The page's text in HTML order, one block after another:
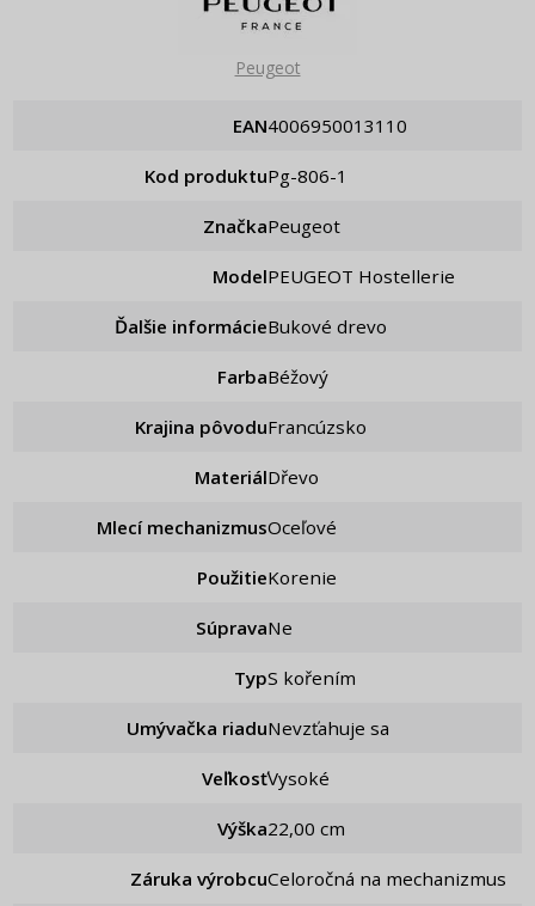
Peugeot
EAN 4006950013110
Kod produktu pg-806-1
Značka Peugeot
Model PEUGEOT Hostellerie
Ďalšie informácie Bukové drevo
Farba Béžový
Krajina pôvodu Francúzsko
Materiál Dřevo
Mlecí mechanizmus Oceľové
Použitie Korenie
Súprava ne
Typ S kořením
Umývačka riadu Nevzťahuje sa
Veľkosť Vysoké
Výška 22,00 cm
Záruka výrobcu Celoročná na mechanizmus